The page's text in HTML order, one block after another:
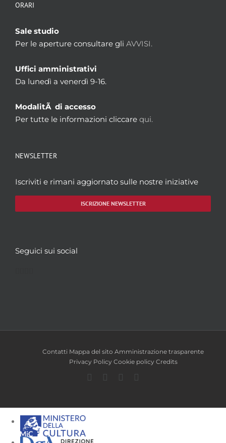
ORARI
Sale studio
Per le aperture consultare gli AVVISI.
Uffici amministrativi
Da lunedì a venerdì 9-16.
ModalitÃ di accesso
Per tutte le informazioni cliccare qui.
NEWSLETTER
Iscriviti e rimani aggiornato sulle nostre iniziative
ISCRIZIONE NEWSLETTER
Seguici sui social
Contatti Mappa del sito Amministrazione trasparente
Privacy Policy Cookie policy Credits
Facebook
TwitterYouTube